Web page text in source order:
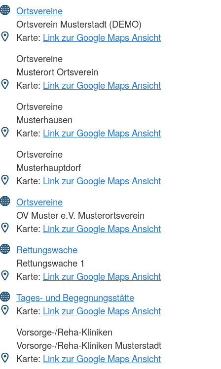
Ortsvereine
Ortsverein Musterstadt (DEMO)
Karte: Link zur Google Maps Ansicht
Ortsvereine
Musterort Ortsverein
Karte: Link zur Google Maps Ansicht
Ortsvereine
Musterhausen
Karte: Link zur Google Maps Ansicht
Ortsvereine
Musterhauptdorf
Karte: Link zur Google Maps Ansicht
Ortsvereine
OV Muster e.V. Musterortsverein
Karte: Link zur Google Maps Ansicht
Rettungswache
Rettungswache 1
Karte: Link zur Google Maps Ansicht
Tages- und Begegnungsstätte
Karte: Link zur Google Maps Ansicht
Vorsorge-/Reha-Kliniken
Vorsorge-/Reha-Kliniken Musterstadt
Karte: Link zur Google Maps Ansicht